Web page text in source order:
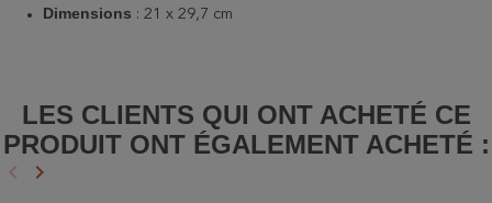
Dimensions : 21 x 29,7 cm
LES CLIENTS QUI ONT ACHETÉ CE
PRODUIT ONT ÉGALEMENT ACHETÉ :
Précédent
keyboard_arrow_left Suivant
keyboard_arrow_right